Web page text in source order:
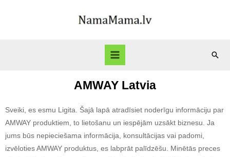
AMWAY Latvia
Sveiki, es esmu Ligita. Šajā lapā atradīsiet noderīgu informāciju par
AMWAY produktiem, to lietošanu un iespējām uzsākt biznesu. Ja
jums būs nepieciešama informācija, konsultācijas vai padomi,
izvēloties AMWAY produktus, es labprāt palīdzēšu. Minētās preces